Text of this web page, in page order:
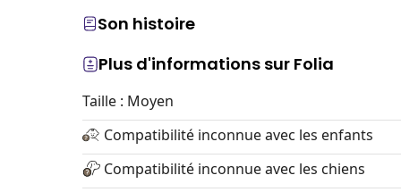
Son histoire
Plus d'informations sur Folia
Taille : Moyen
Compatibilité inconnue avec les enfants
Compatibilité inconnue avec les chiens